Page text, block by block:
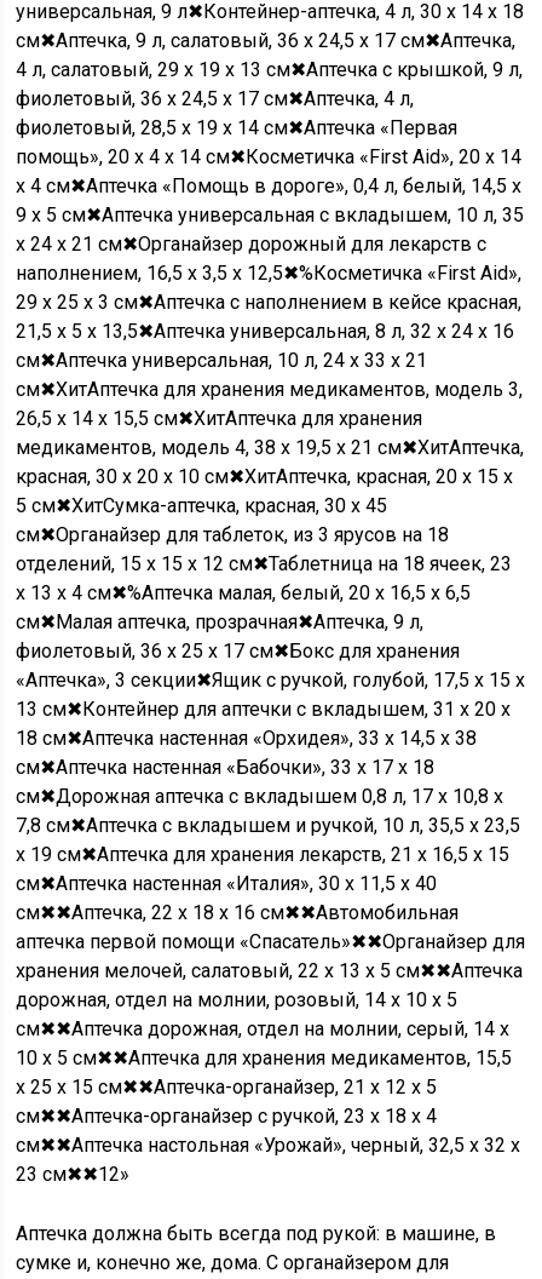
универсальная, 9 л✖Контейнер-аптечка, 4 л, 30 х 14 х 18
см✖Аптечка, 9 л, салатовый, 36 x 24,5 x 17 см✖Аптечка,
4 л, салатовый, 29 x 19 x 13 см✖Аптечка с крышкой, 9 л,
фиолетовый, 36 x 24,5 x 17 см✖Аптечка, 4 л,
фиолетовый, 28,5 x 19 x 14 см✖Аптечка «Первая
помощь», 20 х 4 x 14 см✖Косметичка «First Aid», 20 х 14
х 4 см✖Аптечка «Помощь в дороге», 0,4 л, белый, 14,5 x
9 x 5 см✖Аптечка универсальная с вкладышем, 10 л, 35
х 24 х 21 см✖Органайзер дорожный для лекарств с
наполнением, 16,5 х 3,5 х 12,5✖%Косметичка «First Aid»,
29 x 25 x 3 см✖Аптечка с наполнением в кейсе красная,
21,5 х 5 х 13,5✖Аптечка универсальная, 8 л, 32 х 24 х 16
см✖Аптечка универсальная, 10 л, 24 х 33 х 21
см✖ХитАптечка для хранения медикаментов, модель 3,
26,5 х 14 х 15,5 см✖ХитАптечка для хранения
медикаментов, модель 4, 38 х 19,5 х 21 см✖ХитАптечка,
красная, 30 х 20 х 10 см✖ХитАптечка, красная, 20 х 15 х
5 см✖ХитСумка-аптечка, красная, 30 х 45
см✖Органайзер для таблеток, из 3 ярусов на 18
отделений, 15 х 15 х 12 см✖Таблетница на 18 ячеек, 23
х 13 х 4 см✖%Aптечка малая, белый, 20 x 16,5 x 6,5
см✖Малая аптечка, прозрачная✖Аптечка, 9 л,
фиолетовый, 36 х 25 х 17 см✖Бокс для хранения
«Аптечка», 3 секции✖Ящик с ручкой, голубой, 17,5 х 15 х
13 см✖Контейнер для аптечки с вкладышем, 31 х 20 х
18 см✖Аптечка настенная «Орхидея», 33 х 14,5 х 38
см✖Аптечка настенная «Бабочки», 33 х 17 х 18
см✖Дорожная аптечка с вкладышем 0,8 л, 17 x 10,8 x
7,8 см✖Аптечка с вкладышем и ручкой, 10 л, 35,5 х 23,5
х 19 см✖Аптечка для хранения лекарств, 21 х 16,5 х 15
см✖Аптечка настенная «Италия», 30 х 11,5 х 40
см✖✖Аптечка, 22 х 18 х 16 см✖✖Автомобильная
аптечка первой помощи «Спасатель»✖✖Органайзер для
хранения мелочей, салатовый, 22 х 13 х 5 см✖✖Аптечка
дорожная, отдел на молнии, розовый, 14 х 10 х 5
см✖✖Аптечка дорожная, отдел на молнии, серый, 14 х
10 х 5 см✖✖Аптечка для хранения медикаментов, 15,5
x 25 x 15 см✖✖Аптечка-органайзер, 21 х 12 х 5
см✖✖Аптечка-органайзер с ручкой, 23 х 18 х 4
см✖✖Аптечка настольная «Урожай», черный, 32,5 х 32 х
23 см✖✖12»
Аптечка должна быть всегда под рукой: в машине, в
сумке и, конечно же, дома. С органайзером для